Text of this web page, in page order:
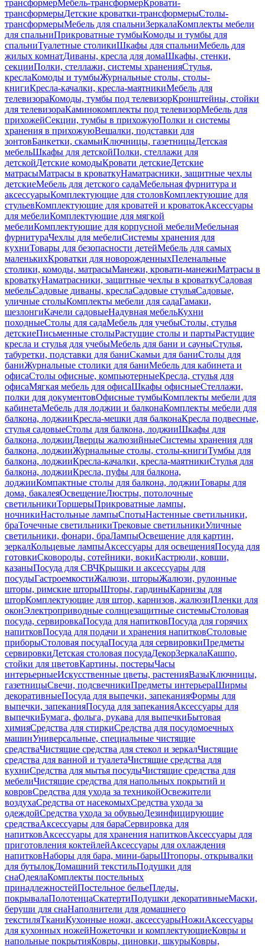
трансформерМебель-трансформерКровати-
трансформерыДетские кроватки-трансформерыСтолы-
трансформерыМебель для спальниЗеркалаКомплекты мебели
для спальниПрикроватные тумбыКомоды и тумбы для
спальниТуалетные столикиШкафы для спальниМебель для
жилых комнатДиваны, кресла для домаШкафы, стенки,
секцииПолки, стеллажи, системы храненияСтулья,
креслаКомоды и тумбыЖурнальные столы, столы-
книгиКресла-качалки, кресла-маятникиМебель для
телевизораКомоды, тумбы под телевизорКронштейны, стойки
для телевизораКаминокомплекты под телевизорМебель для
прихожейСекции, тумбы в прихожуюПолки и системы
хранения в прихожуюВешалки, подставки для
зонтовБанкетки, скамьиКлючницы, газетницыДетская
мебельШкафы для детскойПолки, стеллажи для
детскойДетские комодыКровати детскиеДетские
матрасыМатрасы в кроваткуНаматрасники, защитные чехлы
детскиеМебель для детского садаМебельная фурнитура и
аксессуарыКомплектующие для столовКомплектующие для
стульевКомплектующие для кроватей и кроватокАксессуары
для мебелиКомплектующие для мягкой
мебелиКомплектующие для корпусной мебелиМебельная
фурнитураЧехлы для мебелиСистемы хранения для
кухниТовары для безопасности детейМебель для самых
маленькихКроватки для новорожденныхПеленальные
столики, комоды, матрасыМанежи, кровати-манежиМатрасы в
кроваткуНаматрасники, защитные чехлы в кроваткуСадовая
мебельСадовые диваны, креслаСадовые стульяСадовые,
уличные столыКомплекты мебели для садаГамаки,
шезлонгиКачели садовыеНадувная мебельКухни
походныеСтолы для садаМебель для учебыСтолы, стулья
детскиеПисьменные столыРастущие столы и партыРастущие
кресла и стулья для учебыМебель для бани и сауныСтулья,
табуретки, подставки для баниСкамьи для баниСтолы для
баниЖурнальные столики для баниМебель для кабинета и
офисаСтолы офисные, компьютерныеКресла, стулья для
офисаМягкая мебель для офисаШкафы офисныеСтеллажи,
полки для документовОфисные тумбыКомплекты мебели для
кабинетаМебель для лоджии и балконаКомплекты мебели для
балкона, лоджииКресла-мешки для балконаКресла подвесные,
стулья садовыеСтолы для балкона, лоджииШкафы для
балкона, лоджииДверцы жалюзийныеСистемы хранения для
балкона, лоджииЖурнальные столы, столы-книгиТумбы для
балкона, лоджииКресла-качалки, кресла-маятникиСтулья для
балкона, лоджииКресла, пуфы для балкона,
лоджииКомпактные столы для балкона, лоджииТовары для
дома, бакалеяОсвещениеЛюстры, потолочные
светильникиТоршерыПрикроватные лампы,
ночникиНастольные лампыСпотыНастенные светильники,
браТочечные светильникиТрековые светильникиУличные
светильники, фонари, браЛампыОсвещение для картин,
зеркалКольцевые лампыАксессуары для освещенияПосуда для
готовкиСковороды, сотейники, вокиКастрюли, ковши,
казаныПосуда для СВЧКрышки и аксессуары для
посудыГастроемкостиЖалюзи, шторыЖалюзи, рулонные
шторы, римские шторыШторы, гардиныКарнизы для
шторКомплектующие для штор, карнизов, жалюзиПленки для
оконЭлектроприводные солнцезащитные системыСтоловая
посуда, сервировкаПосуда для напитковПосуда для горячих
напитковПосуда для подачи и хранения напитковСтоловые
приборыСтоловая посудаПосуда для сервировкиПредметы
сервировкиДетская столовая посудаДекорЗеркалаКашпо,
стойки для цветовКартины, постерыЧасы
интерьерныеИскусственные цветы, растенияВазыКлючницы,
газетницыСвечи, подсвечникиПредметы интерьераШирмы
декоративныеПосуда для выпечки, запеканияФормы для
выпечки, запеканияПосуда для запеканияАксессуары для
выпечкиБумага, фольга, рукава для выпечкиБытовая
химияСредства для стиркиСредства для посудомоечных
машинУниверсальные, специальные чистящие
средстваЧистящие средства для стекол и зеркалЧистящие
средства для ванной и туалетаЧистящие средства для
кухниСредства для мытья посудыЧистящие средства для
мебелиЧистящие средства для напольных покрытий и
ковровСредства для ухода за техникойОсвежители
воздухаСредства от насекомыхСредства ухода за
одеждойСредства ухода за обувьюДезинфицирующие
средстваАксессуары для бараСервировка для
напитковАксессуары для хранения напитковАксессуары для
приготовления коктейлейАксессуары для охлаждения
напитковНаборы для бара, мини-барыШтопоры, открывалки
для бутылокДомашний текстильПодушки для
снаОдеялаКомплекты постельных
принадлежностейПостельное бельеПледы,
покрывалаПолотенцаСкатертиПодушки декоративныеМаски,
беруши для снаНаполнители для домашнего
текстиляТканиКухонные ножи, аксессуарыНожиАксессуары
для кухонных ножейНожеточки и комплектующиеКовры и
напольные покрытияКовры, циновки, шкурыКовры,